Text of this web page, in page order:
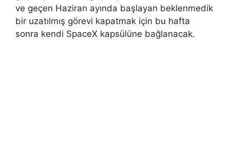
ve geçen Haziran ayında başlayan beklenmedik
bir uzatılmış görevi kapatmak için bu hafta
sonra kendi SpaceX kapsülüne bağlanacak.